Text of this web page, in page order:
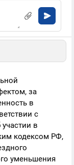
за
в
с
в
кодексом РФ,
уменьшения